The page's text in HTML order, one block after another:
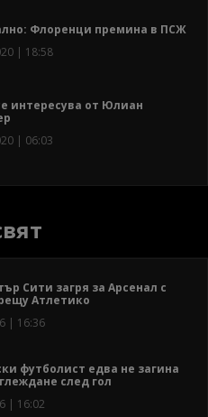
Флоренци премина в ПСЖ
| 18:58
интересува от Юлиан
| 06:03
Сити загря за Арсенал с
Атлетико
| 16:36
футболист едва не загина
след гол
| 16:02